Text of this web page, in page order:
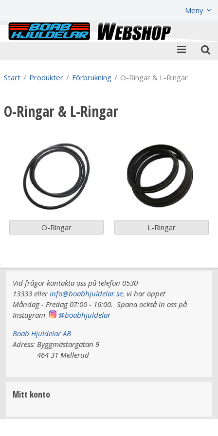
Meny
Start / Produkter / Förbrukning / O-Ringar & L-Ringar
O-Ringar & L-Ringar
O-Ringar L-Ringar
Vid frågor kontakta oss på telefon 0530-
13333 ellerinfo@boabhjuldelar.se, vi haröppet
Måndag - Fredag 07:00 - 16:00. Spana också in oss på
Instagram
@boabhjuldelar
Boab Hjuldelar AB
Adress: Byggmästargatan 9
464 31 Mellerud
Mitt konto